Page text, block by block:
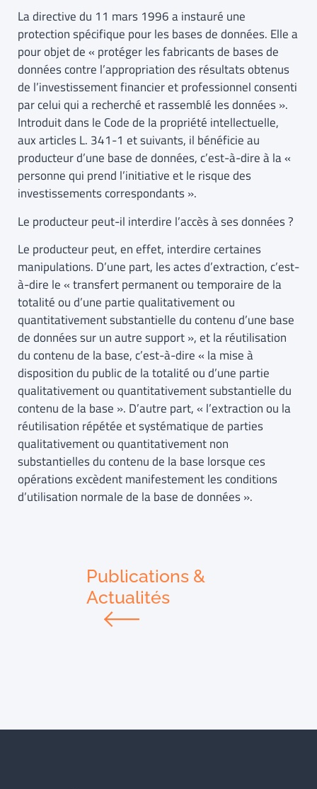
La directive du 11 mars 1996 a instauré une
protection spécifique pour les bases de données. Elle a
pour objet de « protéger les fabricants de bases de
données contre l’appropriation des résultats obtenus
de l’investissement financier et professionnel consenti
par celui qui a recherché et rassemblé les données ».
Introduit dans le Code de la propriété intellectuelle,
aux articles L. 341-1 et suivants, il bénéficie au
producteur d’une base de données, c’est-à-dire à la «
personne qui prend l’initiative et le risque des
investissements correspondants ».
Le producteur peut-il interdire l’accès à ses données ?
Le producteur peut, en effet, interdire certaines
manipulations. D’une part, les actes d’extraction, c’est-
à-dire le « transfert permanent ou temporaire de la
totalité ou d’une partie qualitativement ou
quantitativement substantielle du contenu d’une base
de données sur un autre support », et la réutilisation
du contenu de la base, c’est-à-dire « la mise à
disposition du public de la totalité ou d’une partie
qualitativement ou quantitativement substantielle du
contenu de la base ». D’autre part, « l’extraction ou la
réutilisation répétée et systématique de parties
qualitativement ou quantitativement non
substantielles du contenu de la base lorsque ces
opérations excèdent manifestement les conditions
d’utilisation normale de la base de données ».
Publications &
Actualités